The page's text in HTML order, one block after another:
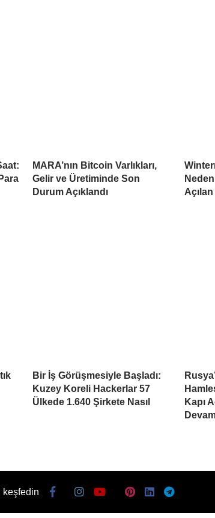
MARA’nın Bitcoin Varlıkları,
Gelir ve Üretiminde Son
Durum Açıklandı
Bir İş Görüşmesiyle Başladı:
Kuzey Koreli Hackerlar 57
Ülkede 1.640 Şirkete Nasıl
Kapı
keşfedin